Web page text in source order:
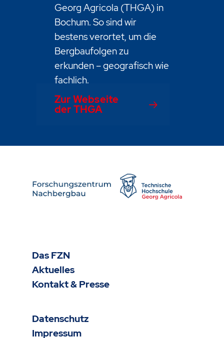
Georg Agricola (THGA) in
Bochum. So sind wir
bestens verortet, um die
Bergbaufolgen zu
erkunden – geografisch wie
fachlich.
Zur Webseite
der THGA
Das FZN
Aktuelles
Kontakt & Presse
Datenschutz
Impressum